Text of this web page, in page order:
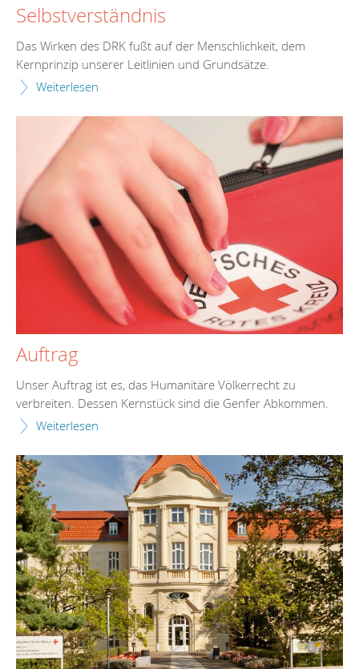
Selbstverständnis
Das Wirken des DRK fußt auf der Menschlichkeit, dem
Kernprinzip unserer Leitlinien und Grundsätze.
Weiterlesen
Auftrag
Unser Auftrag ist es, das Humanitäre Völkerrecht zu
verbreiten. Dessen Kernstück sind die Genfer Abkommen.
Weiterlesen